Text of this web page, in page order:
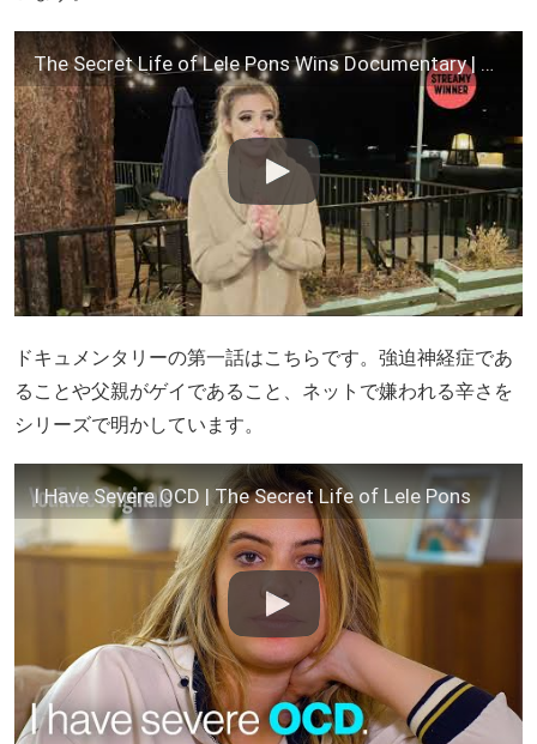
The Secret Life of Lele Pons Wins Documentary | 2020 YouTube Streamy Awards
ドキュメンタリーの第一話はこちらです。強迫神経症であ
ることや父親がゲイであること、ネットで嫌われる辛さを
シリーズで明かしています。
I Have Severe OCD | The Secret Life of Lele Pons